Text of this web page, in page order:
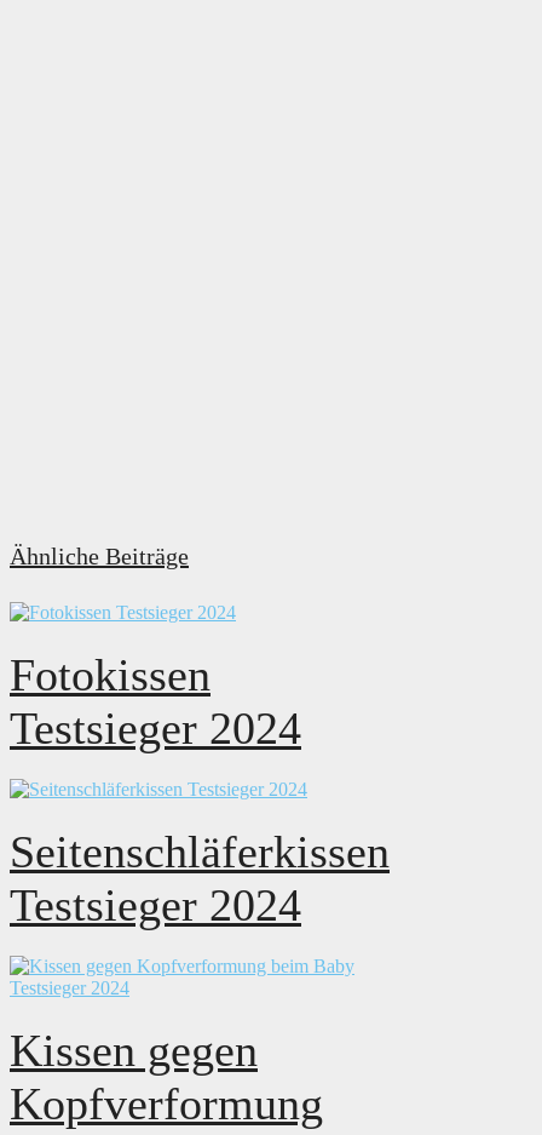
Ähnliche Beiträge
Fotokissen
Testsieger 2024
Seitenschläferkissen
Testsieger 2024
Kissen gegen
Kopfverformung